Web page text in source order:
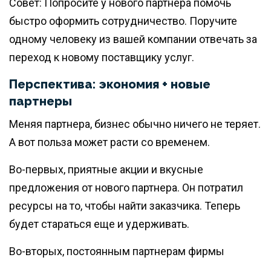
быстро оформить сотрудничество. Поручите
одному человеку из вашей компании отвечать за
переход к новому поставщику услуг.
Перспектива: экономия + новые
партнеры
Меняя партнера, бизнес обычно ничего не теряет.
А вот польза может расти со временем.
Во-первых, приятные акции и вкусные
предложения от нового партнера. Он потратил
ресурсы на то, чтобы найти заказчика. Теперь
будет стараться еще и удерживать.
Во-вторых, постоянным партнерам фирмы